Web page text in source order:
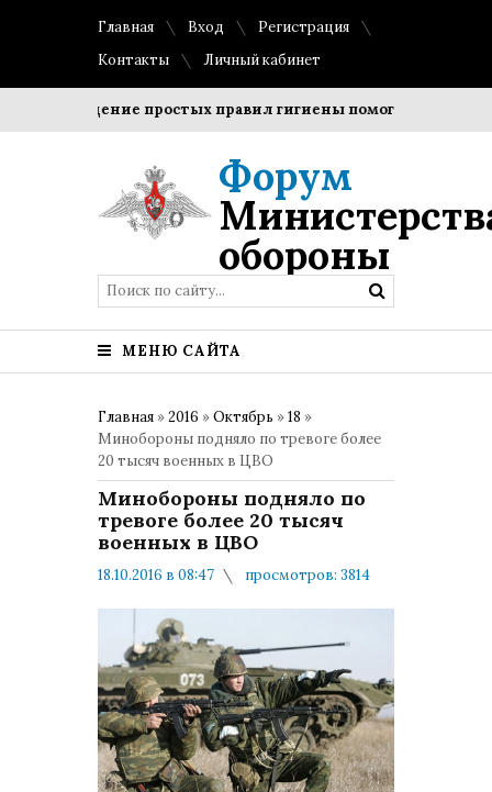
Главная Вход
Регистрация
Контакты
Личный кабинет
Соблюдение простых правил гигиены помогает
Форум
обороны
МЕНЮ САЙТА
Главная »2016 »Октябрь »18 »
Минобороны подняло по тревоге более
20 тысяч военных в ЦВО
Минобороны подняло по
тревоге более 20 тысяч
военных в ЦВО
18.10.2016 в 08:47
просмотров: 3814